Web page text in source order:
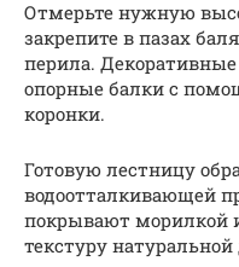
Отмерьте нужную
закрепите в пазах
перила.
опорные балки с
коронки.
Готовую лестницу
водоотталкивающей
покрывают морилкой
текстуру